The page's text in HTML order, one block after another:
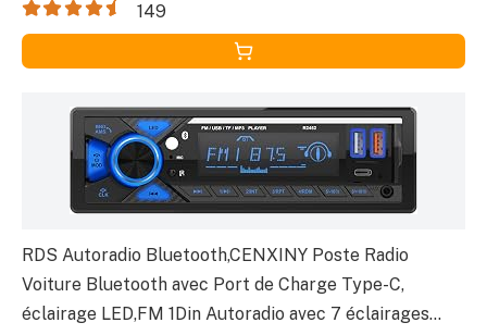
149
RDS Autoradio Bluetooth,CENXINY Poste Radio
Voiture Bluetooth avec Port de Charge Type-C,
éclairage LED,FM 1Din Autoradio avec 7 éclairages